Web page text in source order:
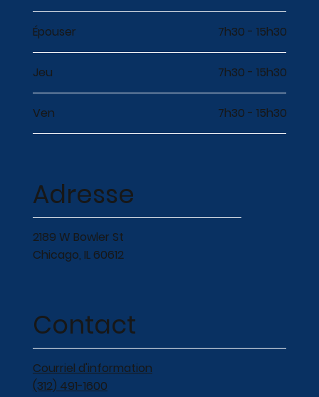
Épouser 7h30 - 15h30
Jeu 7h30 - 15h30
Ven 7h30 - 15h30
Adresse
2189 W Bowler St
Chicago, IL 60612
Contact
Courriel d'information
(312) 491-1600